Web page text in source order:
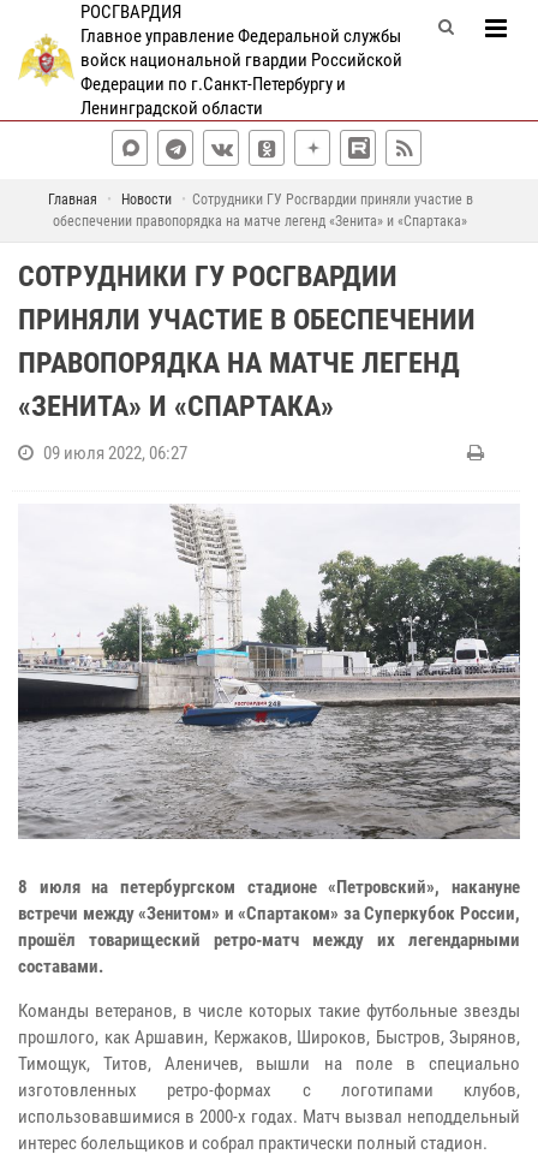
РОСГВАРДИЯ
Главное управление Федеральной службы
войск национальной гвардии Российской
Федерации по г.Санкт-Петербургу и
Ленинградской области
Главная Новости
Сотрудники ГУ Росгвардии приняли участие в
обеспечении правопорядка на матче легенд «Зенита» и «Спартака»
СОТРУДНИКИ ГУ РОСГВАРДИИ
ПРИНЯЛИ УЧАСТИЕ В ОБЕСПЕЧЕНИИ
ПРАВОПОРЯДКА НА МАТЧЕ ЛЕГЕНД
«ЗЕНИТА» И «СПАРТАКА»
09 июля 2022, 06:27
8 июля на петербургском стадионе «Петровский», накануне
встречи между «Зенитом» и «Спартаком» за Суперкубок России,
прошёл товарищеский ретро-матч между их легендарными
составами.
Команды ветеранов, в числе которых такие футбольные звезды
прошлого, как Аршавин, Кержаков, Широков, Быстров, Зырянов,
Тимощук, Титов, Аленичев, вышли на поле в специально
изготовленных ретро-формах с логотипами клубов,
использовавшимися в 2000-х годах. Матч вызвал неподдельный
интерес болельщиков и собрал практически полный стадион.